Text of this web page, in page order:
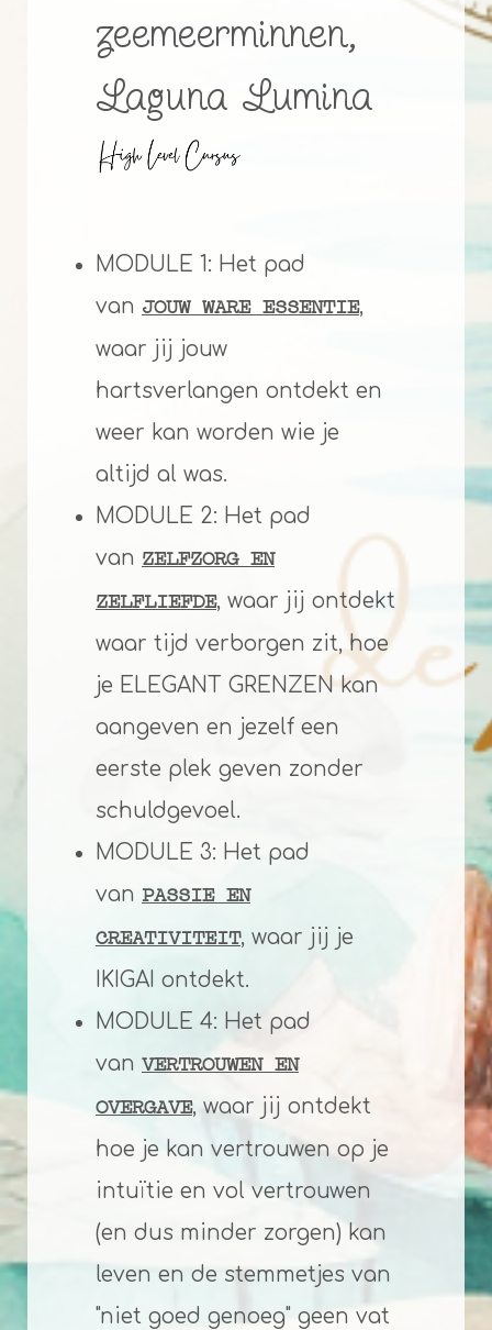
zeemeerminnen,
Laguna Lumina
MODULE 1: Het pad
van JOUW WARE ESSENTIE,
waar jij jouw
hartsverlangen ontdekt en
weer kan worden wie je
altijd al was.
MODULE 2: Het pad
van ZELFZORG EN
ZELFLIEFDE, waar jij ontdekt
waar tijd verborgen zit, hoe
je ELEGANT GRENZEN kan
aangeven en jezelf een
eerste plek geven zonder
schuldgevoel.
MODULE 3: Het pad
van PASSIE EN
CREATIVITEIT, waar jij je
IKIGAI ontdekt.
MODULE 4: Het pad
van VERTROUWEN EN
OVERGAVE, waar jij ontdekt
hoe je kan vertrouwen op je
intuïtie en vol vertrouwen
(en dus minder zorgen) kan
leven en de stemmetjes van
"niet goed genoeg" geen vat